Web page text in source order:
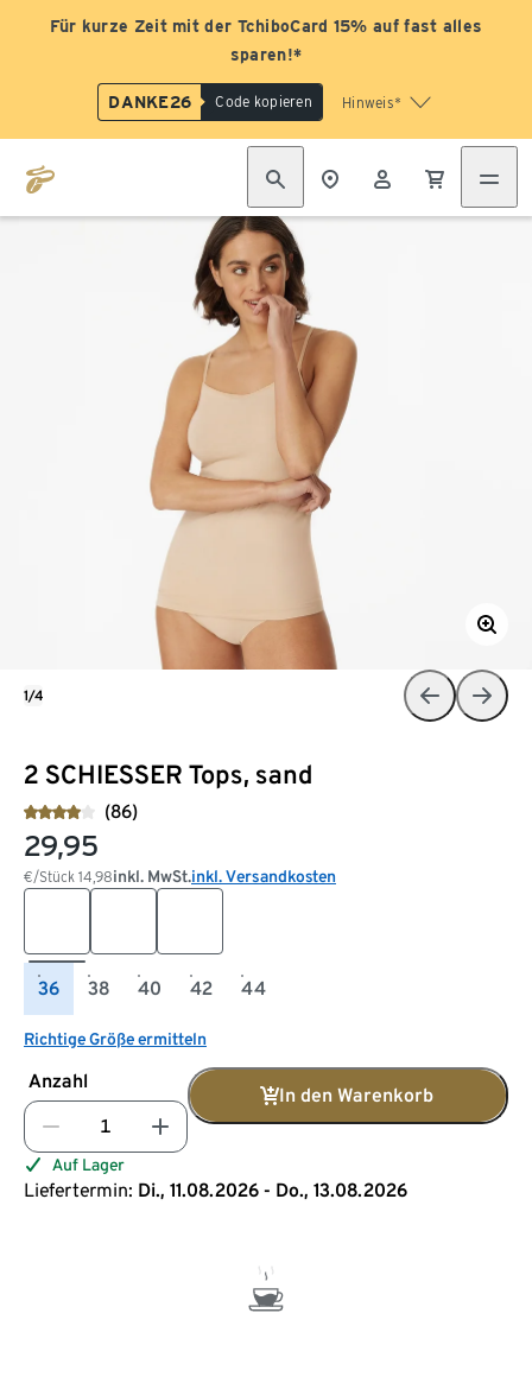
Für kurze Zeit mit der TchiboCard 15% auf fast alles
sparen!*
DANKE26 Code kopieren Hinweis*
2 SCHIESSER Tops, sand
(86)
29,95
€/Stück 14,98inkl. MwSt.inkl. Versandkosten
36 38 40 42 44
Richtige Größe ermitteln
Anzahl
In den Warenkorb
Auf Lager
Liefertermin: Di., 11.08.2026 - Do., 13.08.2026
1/4